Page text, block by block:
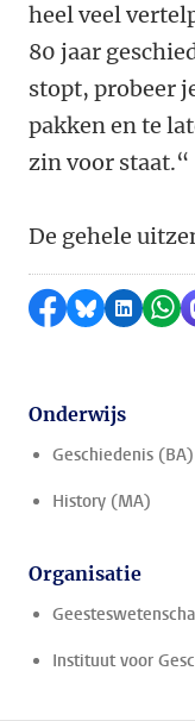
heel veel
80 jaar
stopt, probeer
pakken en te
zin voor staat.“
De gehele
Delen op
Delen via
Delen
Onderwijs
Geschiedenis (BA)
History (MA)
Organisatie
Instituut voor